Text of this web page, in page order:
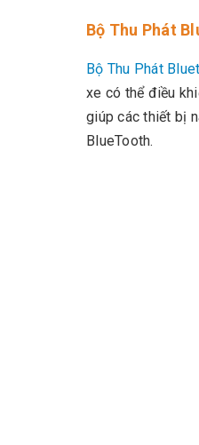
Bộ Thu Phát
Bộ Thu Phát
xe có thể điều
giúp các thiết bị
BlueTooth.